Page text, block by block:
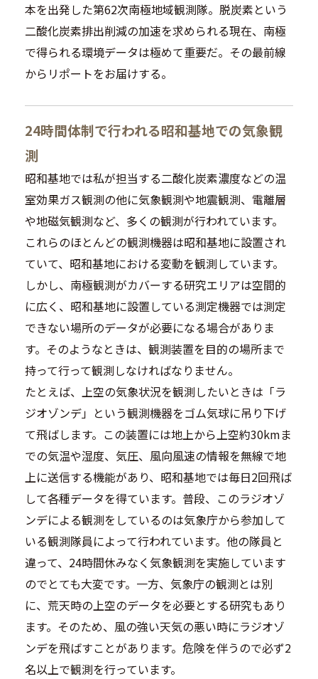
本を出発した第62次南極地域観測隊。脱炭素という
二酸化炭素排出削減の加速を求められる現在、南極
で得られる環境データは極めて重要だ。その最前線
からリポートをお届けする。
24時間体制で行われる昭和基地での気象観
測
昭和基地では私が担当する二酸化炭素濃度などの温
室効果ガス観測の他に気象観測や地震観測、電離層
や地磁気観測など、多くの観測が行われています。
これらのほとんどの観測機器は昭和基地に設置され
ていて、昭和基地における変動を観測しています。
しかし、南極観測がカバーする研究エリアは空間的
に広く、昭和基地に設置している測定機器では測定
できない場所のデータが必要になる場合がありま
す。そのようなときは、観測装置を目的の場所まで
持って行って観測しなければなりません。
たとえば、上空の気象状況を観測したいときは「ラ
ジオゾンデ」という観測機器をゴム気球に吊り下げ
て飛ばします。この装置には地上から上空約30kmま
での気温や湿度、気圧、風向風速の情報を無線で地
上に送信する機能があり、昭和基地では毎日2回飛ば
して各種データを得ています。普段、このラジオゾ
ンデによる観測をしているのは気象庁から参加して
いる観測隊員によって行われています。他の隊員と
違って、24時間休みなく気象観測を実施しています
のでとても大変です。一方、気象庁の観測とは別
に、荒天時の上空のデータを必要とする研究もあり
ます。そのため、風の強い天気の悪い時にラジオゾ
ンデを飛ばすことがあります。危険を伴うので必ず2
名以上で観測を行っています。